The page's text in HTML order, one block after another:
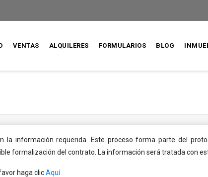
VENTAS ALQUILERES FORMULARIOS BLOG
la información requerida. Este proceso forma parte del
formalización del contrato. La información será tratada con
haga clicAquí